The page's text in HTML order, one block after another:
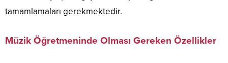
tamamlamaları gerekmektedir.
Müzik Öğretmeninde Olması Gereken Özellikler